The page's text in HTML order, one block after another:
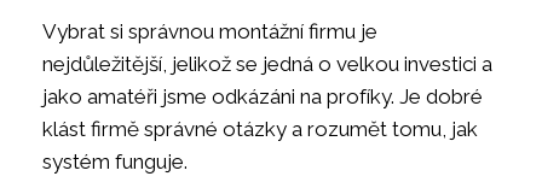
Vybrat si správnou montážní firmu je
nejdůležitější, jelikož se jedná o velkou investici a
jako amatéři jsme odkázáni na profíky. Je dobré
klást firmě správné otázky a rozumět tomu, jak
systém funguje.